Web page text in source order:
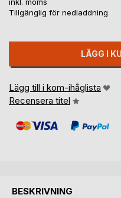
Tillgänglig för nedladdning
LÄGG I
Lägg till i kom-ihåglista
Recensera titel
BESKRIVNING